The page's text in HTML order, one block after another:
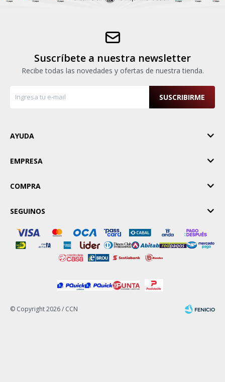
Suscríbete a nuestra newsletter
Recibe todas las novedades y ofertas de nuestra tienda.
SUSCRIBIRME
AYUDA
EMPRESA
COMPRA
SEGUINOS
© Copyright 2026 / CCN